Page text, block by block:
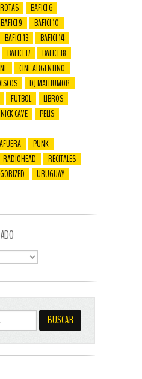
BAFICI 6
BAFICI 9
BAFICI 10
BAFICI 13
BAFICI 14
BAFICI 17
BAFICI 18
CINE ARGENTINO
DJ MALHUMOR
FUTBOL
LIBROS
NICK CAVE
PELIS
PUNK
RADIOHEAD
RECITALES
URUGUAY